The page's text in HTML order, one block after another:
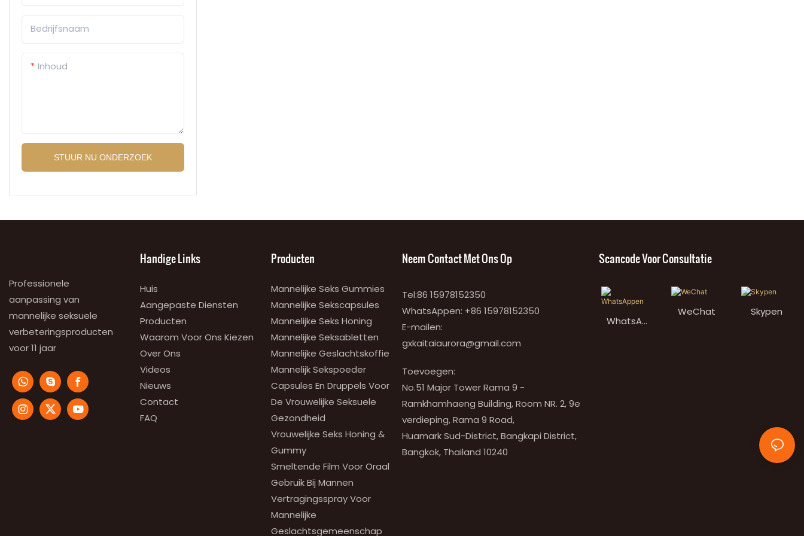
Bedrijfsnaam
Inhoud
STUUR NU ONDERZOEK
Professionele
aanpassing van
mannelijke seksuele
verbeteringsproducten
voor 11 jaar
Handige Links
Huis
Aangepaste Diensten
Producten
Waarom Voor Ons Kiezen
Over Ons
Videos
Nieuws
Contact
FAQ
Producten
Mannelijke Seks Gummies
Mannelijke Sekscapsules
Mannelijke Seks Honing
Mannelijke Seksabletten
Mannelijke Geslachtskoffie
Mannelijk Sekspoeder
Capsules En Druppels Voor
De Vrouwelijke Seksuele
Gezondheid
Vrouwelijke Seks Honing &
Gummy
Smeltende Film Voor Oraal
Gebruik Bij Mannen
Vertragingsspray Voor
Mannelijke
Geslachtsgemeenschap
Neem Contact Met Ons Op
Tel:86 15978152350
WhatsAppen: +86 15978152350
E-mailen:
gxkaitaiaurora@gmail.com
Toevoegen:
No.51 Major Tower Rama 9 -
Ramkhamhaeng Building, Room NR. 2, 9e
verdieping, Rama 9 Road,
Huamark Sud-District, Bangkapi District,
Bangkok, Thailand 10240
Scancode Voor Consultatie
WhatsAp
WeChat Skypen